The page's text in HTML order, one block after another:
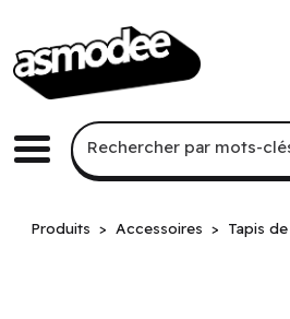
Menu
Recherche par
Rechercher par mots-
Produits Accessoires Tapis